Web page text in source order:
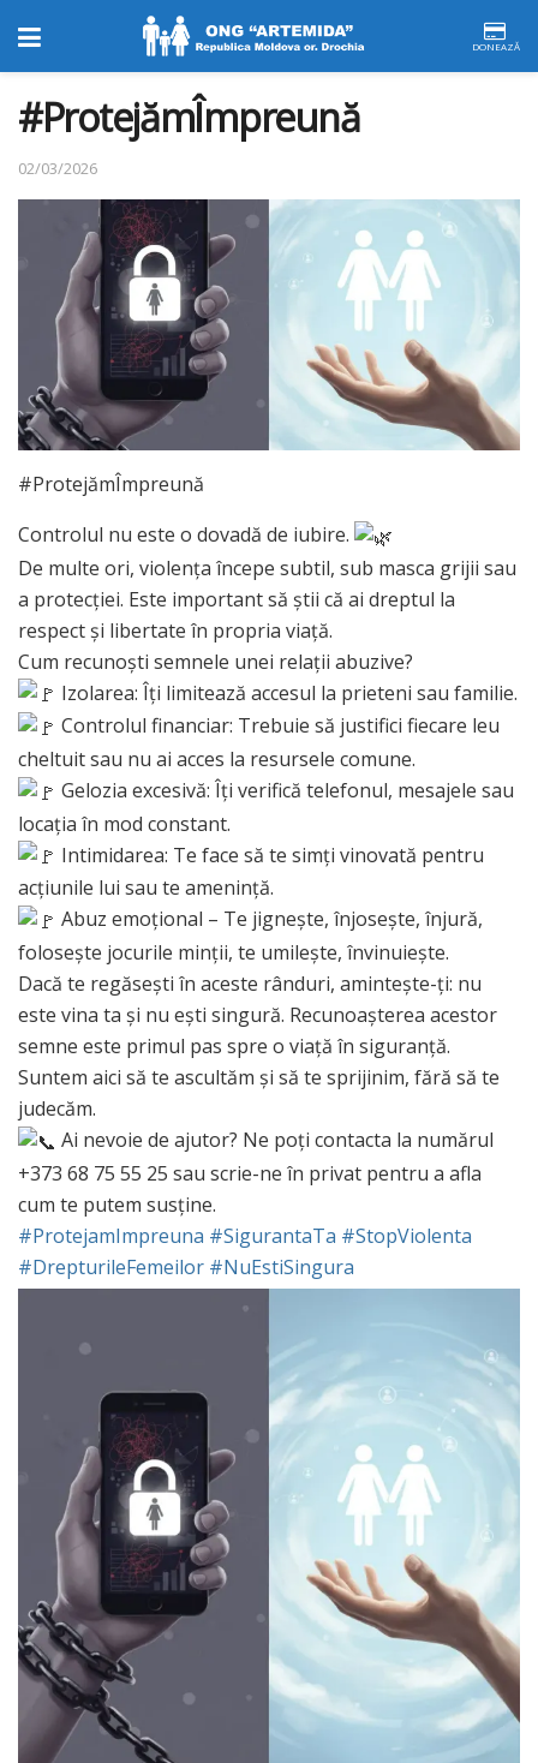
DONEAZĂ
#ProtejămÎmpreună
02/03/2026
#ProtejămÎmpreună
Controlul nu este o dovadă de iubire.
De multe ori, violența începe subtil, sub masca grijii sau
a protecției. Este important să știi că ai dreptul la
respect și libertate în propria viață.
Cum recunoști semnele unei relații abuzive?
Izolarea: Îți limitează accesul la prieteni sau familie.
Controlul financiar: Trebuie să justifici fiecare leu
cheltuit sau nu ai acces la resursele comune.
Gelozia excesivă: Îți verifică telefonul, mesajele sau
locația în mod constant.
Intimidarea: Te face să te simți vinovată pentru
acțiunile lui sau te amenință.
Abuz emoțional – Te jignește, înjosește, înjură,
folosește jocurile minții, te umilește, învinuiește.
Dacă te regăsești în aceste rânduri, amintește-ți: nu
este vina ta și nu ești singură. Recunoașterea acestor
semne este primul pas spre o viață în siguranță.
Suntem aici să te ascultăm și să te sprijinim, fără să te
judecăm.
Ai nevoie de ajutor? Ne poți contacta la numărul
+373 68 75 55 25 sau scrie-ne în privat pentru a afla
cum te putem susține.
#ProtejamImpreuna #SigurantaTa #StopViolenta
#DrepturileFemeilor #NuEstiSingura